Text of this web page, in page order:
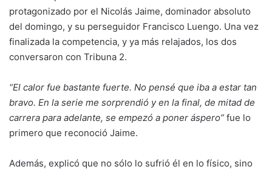
protagonizado por el Nicolás Jaime, dominador absoluto
del domingo, y su perseguidor Francisco Luengo. Una vez
finalizada la competencia, y ya más relajados, los dos
conversaron con Tribuna 2.
“El calor fue bastante fuerte. No pensé que iba a estar tan
bravo. En la serie me sorprendió y en la final, de mitad de
carrera para adelante, se empezó a poner áspero” fue lo
primero que reconoció Jaime.
Además, explicó que no sólo lo sufrió él en lo físico, sino